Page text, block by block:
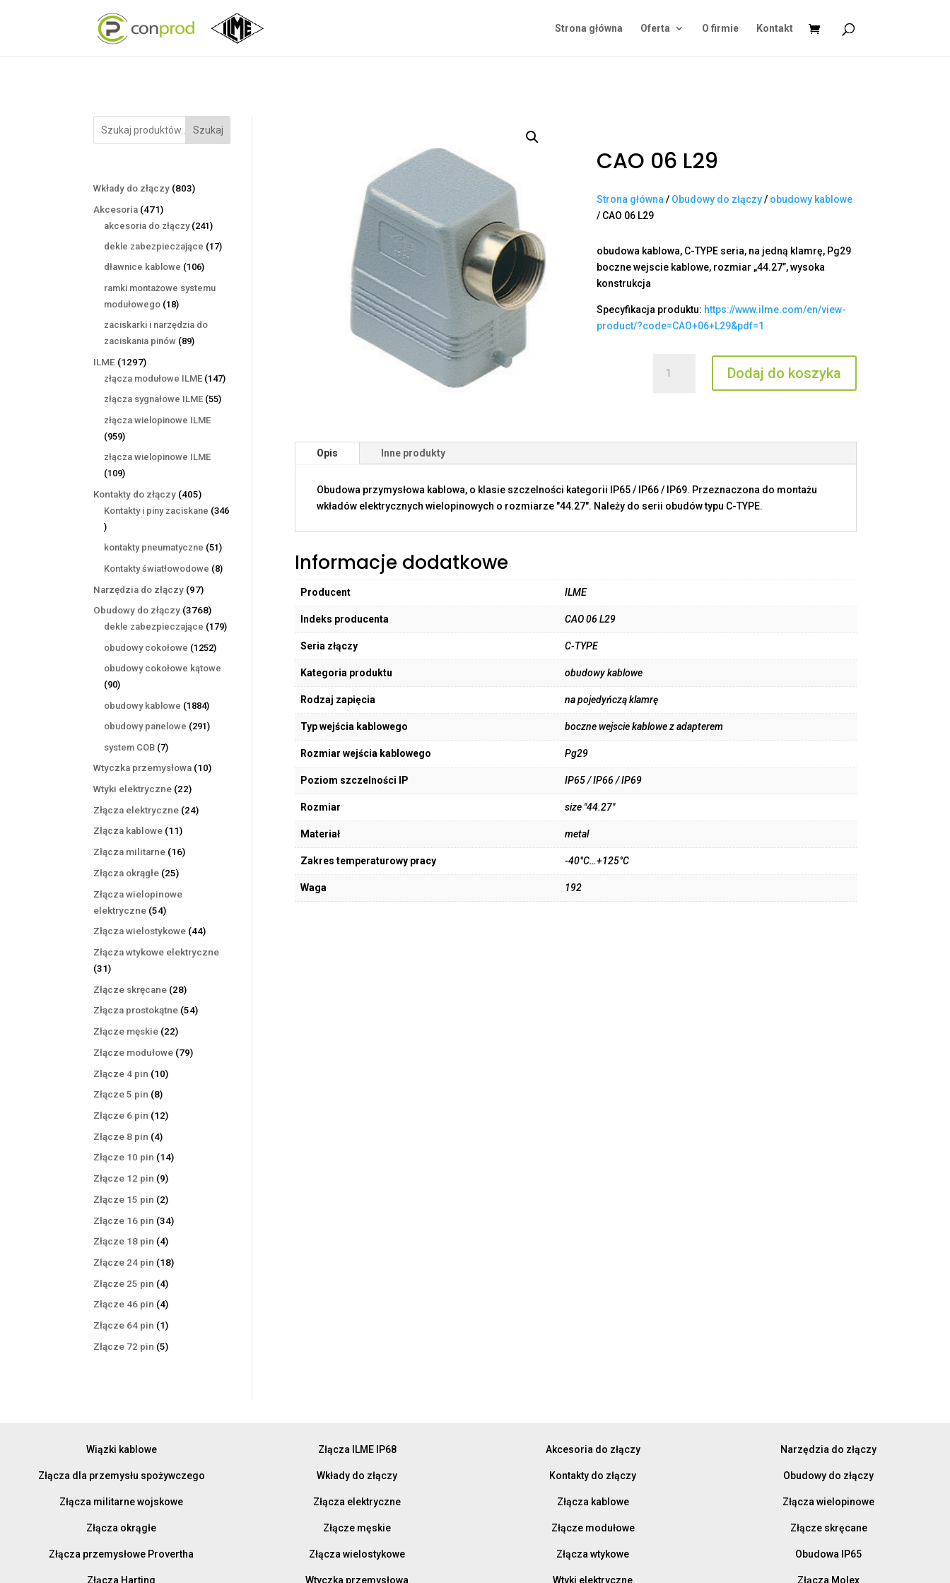
Strona główna Oferta O firmie Kontakt
Szukaj
Wkłady do złączy 803803
Akcesoria 471471
produktów
akcesoria do złączy 241241
produktów
dekle zabezpieczające 1717
dławnice kablowe 106106
ramki montażowe systemu
modułowego 1818
produktów
zaciskarki i narzędzia do
zaciskania pinów 8989
ILME 12971297
produktów
złącza modułowe ILME 147147
złącza sygnałowe ILME 5555
złącza wielopinowe ILME
959959
produktów
złącza wielopinowe ILME
109109
produktów
Kontakty do złączy 405405
produktów
Kontakty i piny zaciskane 346
346
produktów
kontakty pneumatyczne 5151
produktów
Kontakty światłowodowe 88
Narzędzia do złączy 9797
produktów
Obudowy do złączy 37683768
produktów
dekle zabezpieczające 179179
obudowy cokołowe 12521252
obudowy cokołowe kątowe
9090
produktów
obudowy kablowe 18841884
produkty
obudowy panelowe 291291
system COB 77
produktów
Wtyczka przemysłowa 1010
Wtyki elektryczne 2222
produkty
Złącza elektryczne 2424
Złącza kablowe 1111
produktów
Złącza militarne 1616
Złącza okrągłe 2525
Złącza wielopinowe
elektryczne 5454
produkty
Złącza wielostykowe 4444
Złącza wtykowe elektryczne
3131
produktów
Złącze skręcane 2828
produktów
Złącza prostokątne 5454
Złącze męskie 2222
produkty
Złącze modułowe 7979
Złącze 4 pin 1010
Złącze 5 pin 88
produktów
Złącze 6 pin 1212
Złącze 8 pin 44
produkty
Złącze 10 pin 1414
Złącze 12 pin 99
produktów
Złącze 15 pin 22
produkty
Złącze 16 pin 3434
Złącze 18 pin 44
produkty
Złącze 24 pin 1818
Złącze 25 pin 44
produkty
Złącze 46 pin 44
produkty
Złącze 64 pin 11
produkt
Złącze 72 pin 55
CAO 06 L29
Strona główna / Obudowy do złączy/ obudowy kablowe
/ CAO 06 L29
obudowa kablowa, C-TYPE seria, na jedną klamrę, Pg29
boczne wejscie kablowe, rozmiar „44.27”, wysoka
konstrukcja
Specyfikacja produktu: https://www.ilme.com/en/view-
product/?code=CAO+06+L29&pdf=1
CAO
Dodaj do koszyka
Opis Inne produkty
Obudowa przymysłowa kablowa, o klasie szczelności kategorii IP65 / IP66 / IP69. Przeznaczona do montażu
wkładów elektrycznych wielopinowych o rozmiarze "44.27". Należy do serii obudów typu C-TYPE.
Informacje dodatkowe
Producent ILME
Indeks producenta CAO 06 L29
Seria złączy C-TYPE
Kategoria produktu obudowy kablowe
Rodzaj zapięcia na pojedyńczą klamrę
Typ wejścia kablowego boczne wejscie kablowe z adapterem
Rozmiar wejścia kablowego Pg29
Poziom szczelności IP IP65 / IP66 / IP69
Rozmiar size "44.27"
Materiał metal
Zakres temperaturowy pracy -40°C…+125°C
Waga 192
Wiązki kablowe
Złącza dla przemysłu spożywczego
Złącza militarne wojskowe
Złącza okrągłe
Złącza przemysłowe Provertha
Złącza Harting
Złącza ILME IP68
Wkłady do złączy
Złącza elektryczne
Złącze męskie
Złącza wielostykowe
Wtyczka przemysłowa
Akcesoria do złączy
Kontakty do złączy
Złącza kablowe
Złącze modułowe
Złącza wtykowe
Wtyki elektryczne
Narzędzia do złączy
Obudowy do złączy
Złącza wielopinowe
Złącze skręcane
Obudowa IP65
Złącza Molex